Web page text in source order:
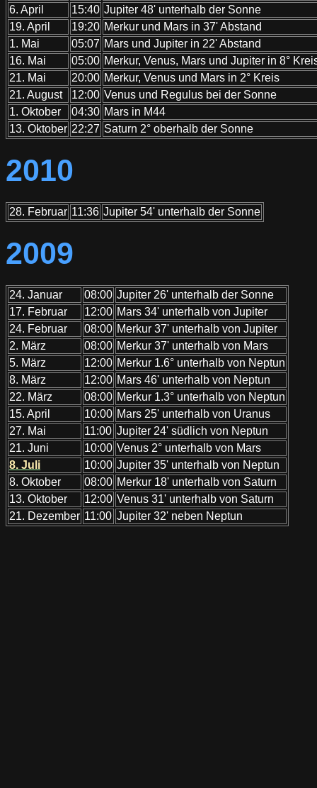
6. April
15:40 Jupiter 48' unterhalb der Sonne
19. April
19:20 Merkur und Mars in 37' Abstand
1. Mai
05:07 Mars und Jupiter in 22' Abstand
16. Mai
05:00 Merkur, Venus, Mars und Jupiter in 8°
21. Mai
20:00 Merkur, Venus und Mars in 2° Kreis
21. August
12:00 Venus und Regulus bei der Sonne
1. Oktober
04:30 Mars in M44
13. Oktober 22:27 Saturn 2° oberhalb der Sonne
2010
28. Februar 11:36 Jupiter 54' unterhalb der Sonne
2009
24. Januar 08:00 Jupiter 26' unterhalb der Sonne
17. Februar
12:00 Mars 34' unterhalb von Jupiter
24. Februar
08:00 Merkur 37' unterhalb von Jupiter
2. März
08:00 Merkur 37' unterhalb von Mars
5. März
12:00 Merkur 1.6° unterhalb von Neptun
8. März
12:00 Mars 46' unterhalb von Neptun
22. März
08:00 Merkur 1.3° unterhalb von Neptun
15. April
10:00 Mars 25' unterhalb von Uranus
27. Mai
11:00 Jupiter 24' südlich von Neptun
21. Juni
10:00 Venus 2° unterhalb von Mars
8. Juli
10:00 Jupiter 35' unterhalb von Neptun
8. Oktober
08:00 Merkur 18' unterhalb von Saturn
13. Oktober
12:00 Venus 31' unterhalb von Saturn
21. Dezember 11:00 Jupiter 32' neben Neptun